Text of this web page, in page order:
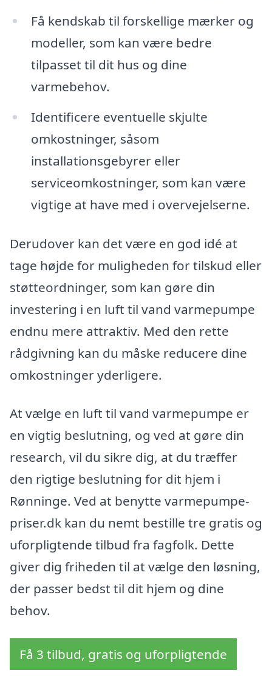
Få kendskab til forskellige mærker og
modeller, som kan være bedre
tilpasset til dit hus og dine
varmebehov.
Identificere eventuelle skjulte
omkostninger, såsom
installationsgebyrer eller
serviceomkostninger, som kan være
vigtige at have med i overvejelserne.
Derudover kan det være en god idé at
tage højde for muligheden for tilskud eller
støtteordninger, som kan gøre din
investering i en luft til vand varmepumpe
endnu mere attraktiv. Med den rette
rådgivning kan du måske reducere dine
omkostninger yderligere.
At vælge en luft til vand varmepumpe er
en vigtig beslutning, og ved at gøre din
research, vil du sikre dig, at du træffer
den rigtige beslutning for dit hjem i
Rønninge. Ved at benytte varmepumpe-
priser.dk kan du nemt bestille tre gratis og
uforpligtende tilbud fra fagfolk. Dette
giver dig friheden til at vælge den løsning,
der passer bedst til dit hjem og dine
behov.
Få 3 tilbud, gratis og uforpligtende